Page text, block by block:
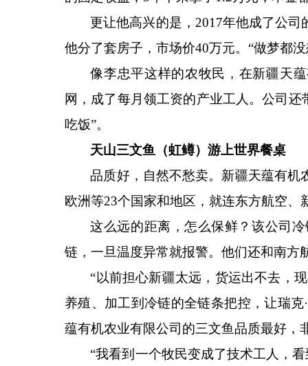
更让他高兴的是， 2017年他成了公司
他分了套房子，市场价40万元。“做梦都
像李忠平这样的农牧民，在新疆天
网，成了每月领工资的产业工人。公司
吃饭”。
天山三文鱼（虹鳟）游上世界餐桌
品质好，自然不愁卖。新疆天蕴有
欧洲等23个国家和地区，就连东方航空
这么远的距离，怎么保鲜？该公司
链，一旦温度异常就报警。他们还和南方
“以前担心新疆太远，货运出不去，
养殖、加工到冷链的全链条把控，让瑞
蕴有机农业有限公司的三文鱼品质最好，
“我看到一个牧民变成了技术工人，